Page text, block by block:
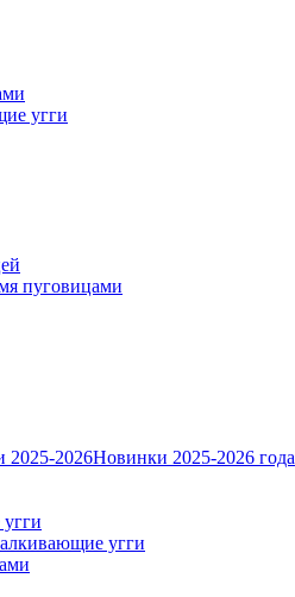
угги
пуговицами
2025-2026Новинки 2025-2026 года
угги